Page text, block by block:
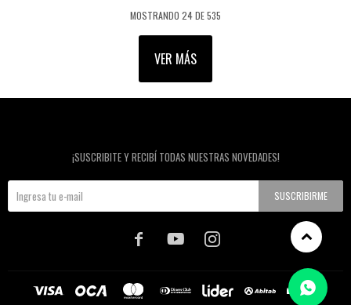
MOSTRANDO 24DE535
VER MÁS
¡SUSCRIBITE Y RECIBÍ TODAS NUESTRAS NOVEDADES!
SUSCRIBIRME
  